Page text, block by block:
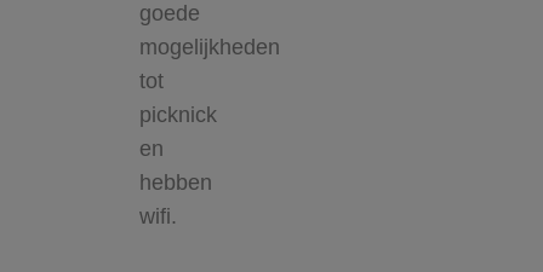
goede
mogelijkheden
tot
picknick
en
hebben
wifi.